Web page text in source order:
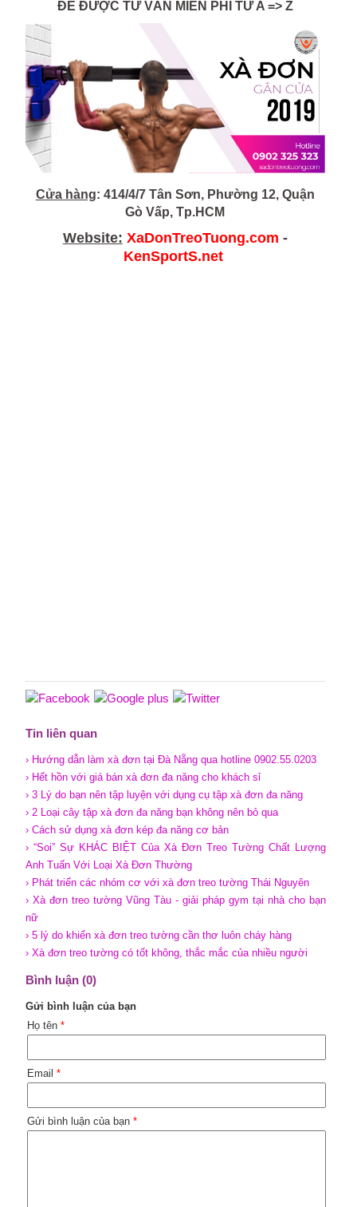
ĐỂ ĐƯỢC TƯ VẤN MIỄN PHÍ TỪ A => Z
Cửa hàng: 414/4/7 Tân Sơn, Phường 12, Quận
Gò Vấp, Tp.HCM
Website: XaDonTreoTuong.com -
KenSportS.net
Tin liên quan
› Hướng dẫn làm xà đơn tại Đà Nẵng qua hotline 0902.55.0203
› Hết hồn với giá bán xà đơn đa năng cho khách sỉ
› 3 Lý do bạn nên tập luyện với dụng cụ tập xà đơn đa năng
› 2 Loại cây tập xà đơn đa năng bạn không nên bỏ qua
› Cách sử dụng xà đơn kép đa năng cơ bản
› “Soi” Sự KHÁC BIỆT Của Xà Đơn Treo Tường Chất Lượng
Anh Tuấn Với Loại Xà Đơn Thường
› Phát triển các nhóm cơ với xà đơn treo tường Thái Nguyên
› Xà đơn treo tường Vũng Tàu - giải pháp gym tại nhà cho bạn
nữ
› 5 lý do khiến xà đơn treo tường cần thơ luôn cháy hàng
› Xà đơn treo tường có tốt không, thắc mắc của nhiều người
Bình luận (0)
Gửi bình luận của bạn
Họ tên *
Email *
Gửi bình luận của bạn *